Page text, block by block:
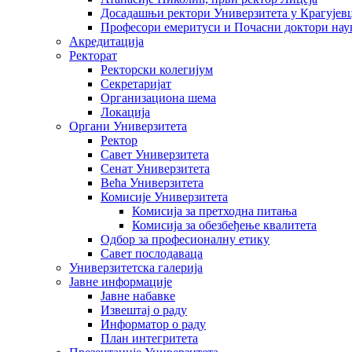
Досадашњи ректори Универзитета у
Професори емеритуси и Почасни доктори
Акредитација
Ректорат
Ректорски колегијум
Секретаријат
Организациона шема
Локација
Органи Универзитета
Ректор
Савет Универзитета
Сенат Универзитета
Већа Универзитета
Комисије Универзитета
Комисија за претходна питања
Комисија за обезбеђење квалитета
Одбор за професионалну етику
Савет послодаваца
Универзитетска галерија
Јавне информације
Јавне набавке
Извештај о раду
Информатор о раду
План интегритета